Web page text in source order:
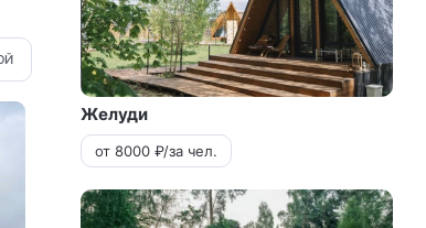
Желуди
от 8000 ₽/за чел.